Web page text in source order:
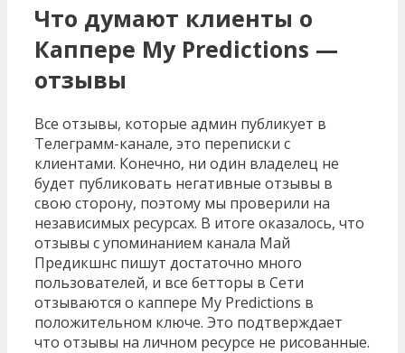
Что думают клиенты о
Каппере My Predictions —
отзывы
Все отзывы, которые админ публикует в
Телеграмм-канале, это переписки с
клиентами. Конечно, ни один владелец не
будет публиковать негативные отзывы в
свою сторону, поэтому мы проверили на
независимых ресурсах. В итоге оказалось, что
отзывы с упоминанием канала Май
Предикшнс пишут достаточно много
пользователей, и все бетторы в Сети
отзываются о каппере My Predictions в
положительном ключе. Это подтверждает
что отзывы на личном ресурсе не рисованные.